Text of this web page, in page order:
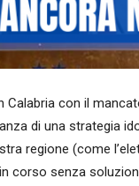
Calabria con il
di una strategia
regione (come
corso senza